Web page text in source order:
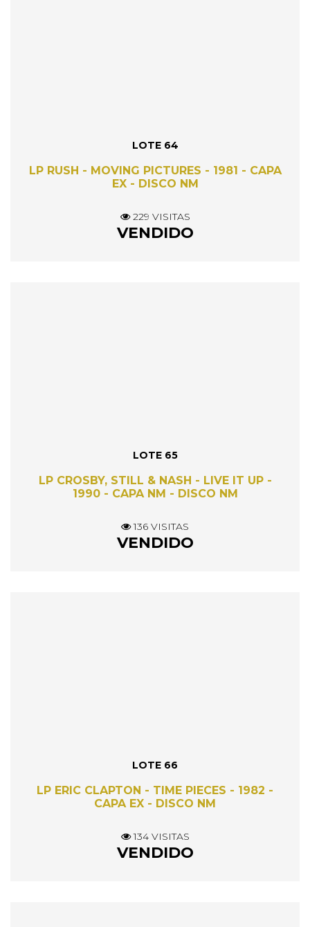
LOTE 64
LP RUSH - MOVING PICTURES - 1981 - CAPA
EX - DISCO NM
229 VISITAS
VENDIDO
LOTE 65
LP CROSBY, STILL & NASH - LIVE IT UP -
1990 - CAPA NM - DISCO NM
136 VISITAS
VENDIDO
LOTE 66
LP ERIC CLAPTON - TIME PIECES - 1982 -
CAPA EX - DISCO NM
134 VISITAS
VENDIDO